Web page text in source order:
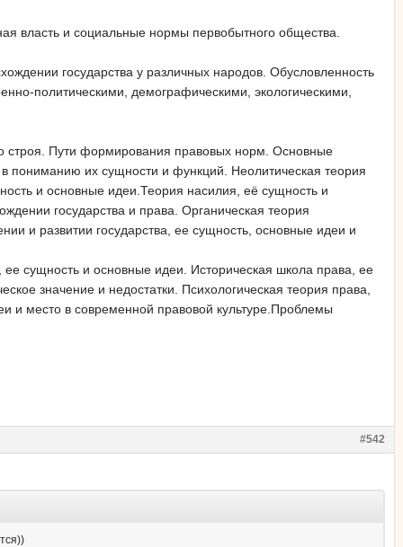
власть и социальные нормы первобытного общества.
государства у различных народов. Обусловленность
политическими, демографическими, экологическими,
строя. Пути формирования правовых норм. Основные
пониманию их сущности и функций. Неолитическая теория
и основные идеи.Теория насилия, её сущность и
государства и права. Органическая теория
и развитии государства, ее сущность, основные идеи и
сущность и основные идеи. Историческая школа права, ее
значение и недостатки. Психологическая теория права,
и место в современной правовой культуре.Проблемы
#542